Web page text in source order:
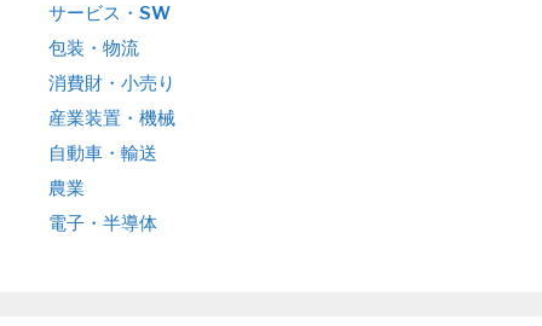
サービス・SW
包装・物流
消費財・小売り
産業装置・機械
自動車・輸送
農業
電子・半導体